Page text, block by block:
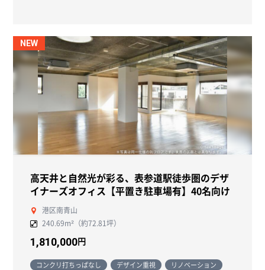
NEW
高天井と自然光が彩る、表参道駅徒歩圏のデザ
イナーズオフィス【平置き駐車場有】40名向け
港区南青山
240.69m²（約72.81坪）
1,810,000円
コンクリ打ちっぱなし デザイン重視
リノベーション